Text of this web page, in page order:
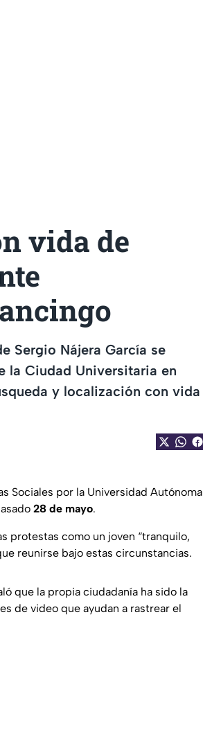
vida de
Sergio Nájera García se
la Ciudad Universitaria en
y localización con vida
Sociales por la Universidad Autónoma
28 de mayo.
protestas como un joven “tranquilo,
reunirse bajo estas circunstancias.
que la propia ciudadanía ha sido la
de video que ayudan a rastrear el